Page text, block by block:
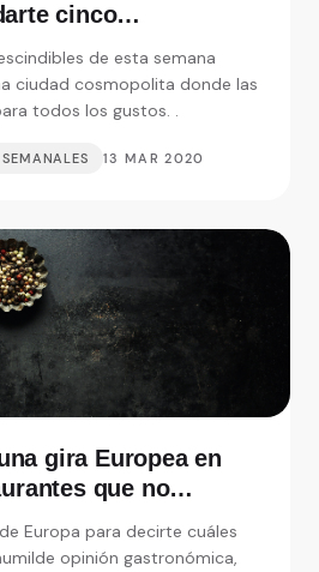
cinco
de esta semana
ciudad cosmopolita donde las
haya y con ofertas para todos los gustos. .
13 MAR 2020
gira Europea en
que no
Europa para decirte cuáles
opinión gastronómica,